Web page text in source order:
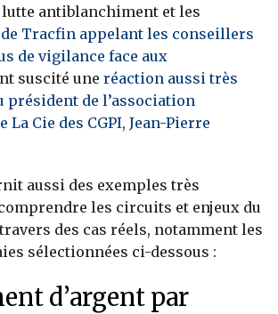
antiblanchiment et les
Tracfin appelant les conseillers
de vigilance face aux
suscité une réaction aussi très
président de l’association
Cie des CGPI, Jean-Pierre
aussi des exemples très
les circuits et enjeux du
des cas réels, notamment les
sélectionnées ci-dessous :
d’argent par